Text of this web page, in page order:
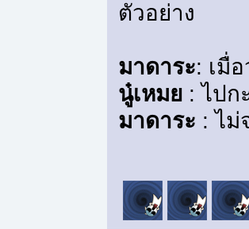
ตัวอย่าง
มาดาระ: เมื่
นู๋เหมย: ไปก
มาดาระ : ไ